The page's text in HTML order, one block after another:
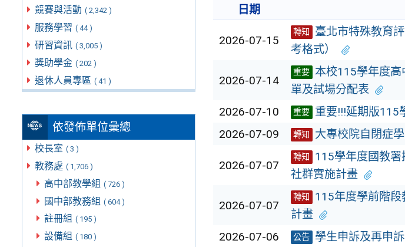
競賽與活動 ( 2,342 )
服務學習 ( 44 )
研習資訊 ( 3,005 )
獎助學金 ( 202 )
退休人員專區 ( 41 )
依發佈單位彙總
校長室 ( 3 )
教務處 ( 1,706 )
高中部教學組 ( 726 )
國中部教務組 ( 604 )
註冊組 ( 195 )
設備組 ( 180 )
日期
2026-07-15
轉知
臺北市特殊教育
考格式）
2026-07-14
重要 本校115學年度
單及試場分配表
2026-07-10 重要 重要!!!延期版115
2026-07-09 轉知 大專校院自閉症
2026-07-07
轉知
115學年度國教
社群實施計畫
2026-07-07
轉知
115年度學前階
計畫
2026-07-06 公告 學生申訴及再申